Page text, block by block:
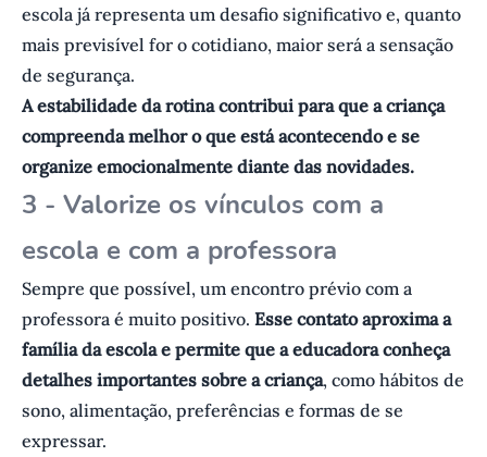
escola já representa um desafio significativo e, quanto
mais previsível for o cotidiano, maior será a sensação
de segurança.
A estabilidade da rotina contribui para que a criança
compreenda melhor o que está acontecendo e se
organize emocionalmente diante das novidades.
3 - Valorize os vínculos com a
escola e com a professora
Sempre que possível, um encontro prévio com a
professora é muito positivo. Esse contato aproxima a
família da escola e permite que a educadora conheça
detalhes importantes sobre a criança, como hábitos de
sono, alimentação, preferências e formas de se
expressar.